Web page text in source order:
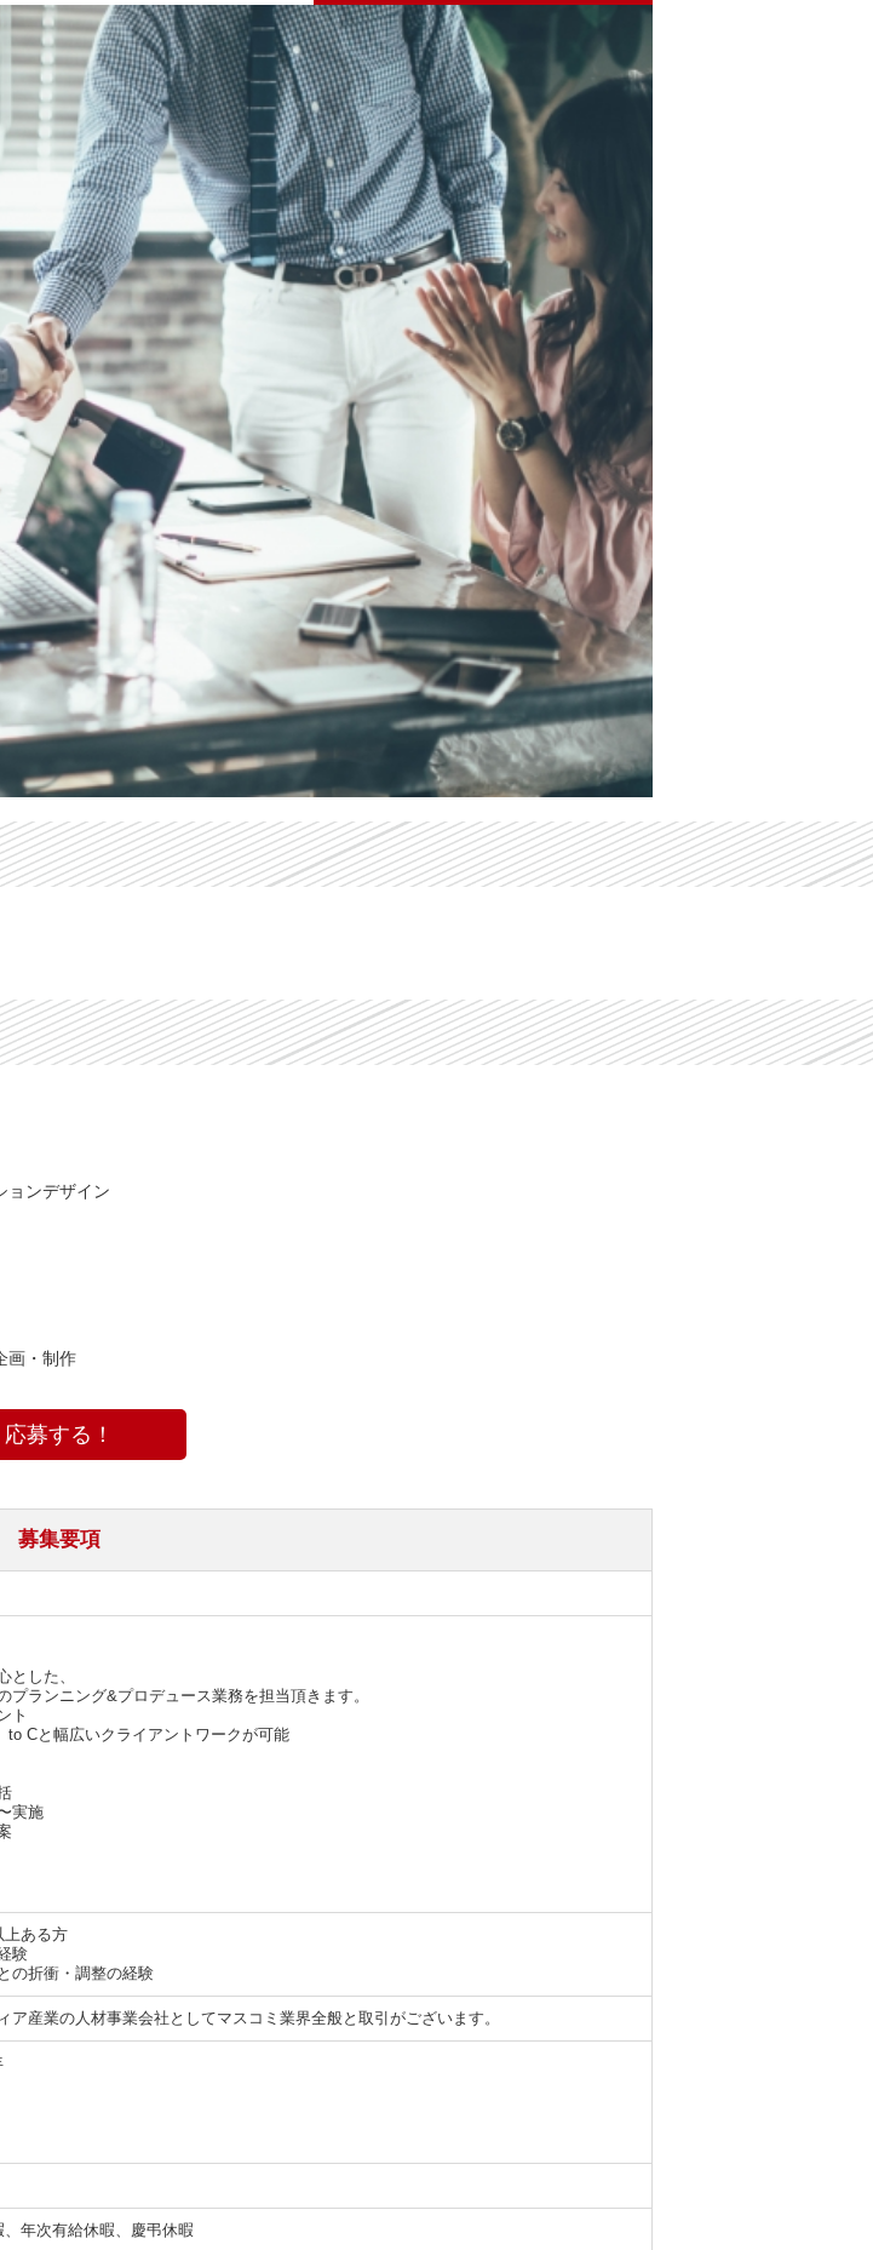
ョンデザイン
画・制作
応募する！
募集要項
とした、
プランニング&プロデュース業務を担当頂きます。
ト
Cと幅広いクライアントワークが可能
実施
上ある方
験
の折衝・調整の経験
ア産業の人材事業会社としてマスコミ業界全般と取引がございます。
年次有給休暇、慶弔休暇